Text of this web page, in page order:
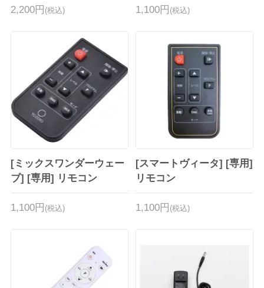
2,200円 (税込) 1,100円 (税込)
[ミックスワンダーウェー
ブ] [専用] リモコン
1,100円 (税込)
[スマートヴィータ] [専用]
リモコン
1,100円 (税込)